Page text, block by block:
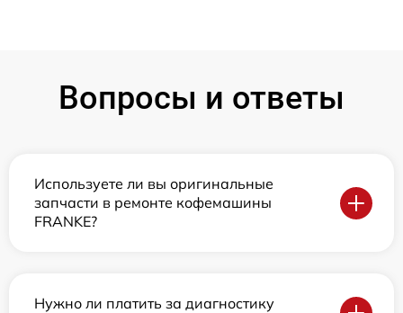
Вопросы и ответы
Используете ли вы оригинальные
запчасти в ремонте кофемашины
FRANKE?
Нужно ли платить за диагностику